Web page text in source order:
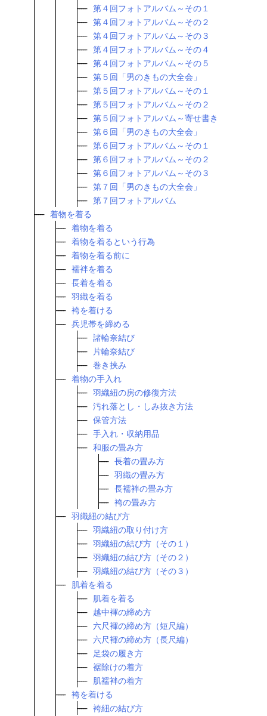
第４回フォトアルバム～その１
第４回フォトアルバム～その２
第４回フォトアルバム～その３
第４回フォトアルバム～その４
第４回フォトアルバム～その５
第５回「男のきもの大全会」
第５回フォトアルバム～その１
第５回フォトアルバム～その２
第５回フォトアルバム～寄せ書き
第６回「男のきもの大全会」
第６回フォトアルバム～その１
第６回フォトアルバム～その２
第６回フォトアルバム～その３
第７回「男のきもの大全会」
第７回フォトアルバム
着物を着る
着物を着る
着物を着るという行為
着物を着る前に
襦袢を着る
長着を着る
羽織を着る
袴を着ける
兵児帯を締める
諸輪奈結び
片輪奈結び
巻き挟み
着物の手入れ
羽織紐の房の修復方法
汚れ落とし・しみ抜き方法
保管方法
手入れ・収納用品
和服の畳み方
長着の畳み方
羽織の畳み方
長襦袢の畳み方
袴の畳み方
羽織紐の結び方
羽織紐の取り付け方
羽織紐の結び方（その１）
羽織紐の結び方（その２）
羽織紐の結び方（その３）
肌着を着る
肌着を着る
越中褌の締め方
六尺褌の締め方（短尺編）
六尺褌の締め方（長尺編）
足袋の履き方
裾除けの着方
肌襦袢の着方
袴を着ける
袴紐の結び方